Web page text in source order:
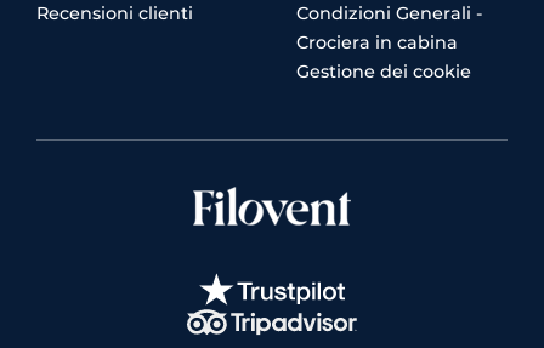
Recensioni clienti
Condizioni Generali -
Crociera in cabina
Gestione dei cookie